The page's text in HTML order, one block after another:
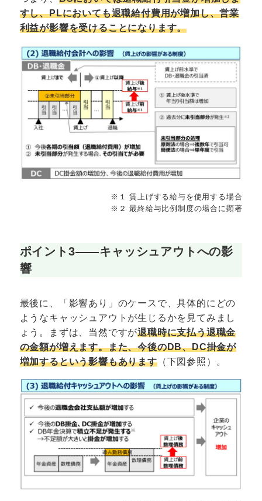
すし、PLにおいても退職給付費用が増加し、営業
利益が影響を受けることになります。
※１ 賃上げする給与を使用する場合
※２ 最終給与比例制度の場合に顕著
ポイント3――キャッシュアウトへの影
響
最後に、「影響あり」のケースで、具体的にどの
ようなキャッシュアウトが生じるかを見てみまし
ょう。まずは、当然ですが退職時に支払う退職金
の金額が増えます。また、今後のDB、DC掛金が
増加するという影響もあります（下図参照）。